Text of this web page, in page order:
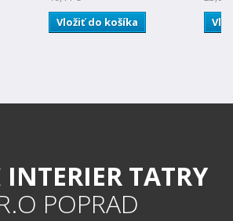
Vložiť do košíka
INTERIER TATRY
POPRAD